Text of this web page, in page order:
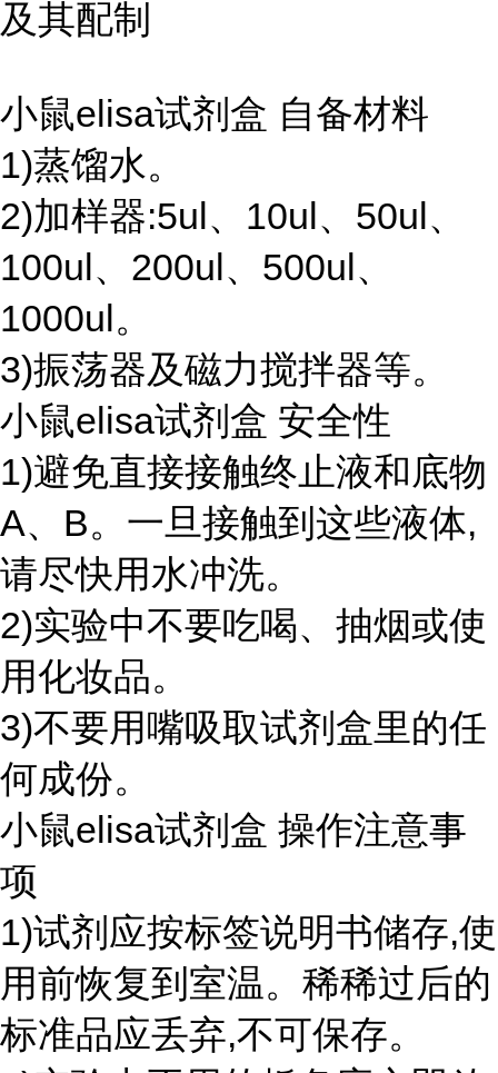
及其配制
小鼠elisa试剂盒 自备材料
1)蒸馏水。
2)加样器:5ul、10ul、50ul、
100ul、200ul、500ul、
1000ul。
3)振荡器及磁力搅拌器等。
小鼠elisa试剂盒 安全性
1)避免直接接触终止液和底物
A、B。一旦接触到这些液体,
请尽快用水冲洗。
2)实验中不要吃喝、抽烟或使
用化妆品。
3)不要用嘴吸取试剂盒里的任
何成份。
小鼠elisa试剂盒 操作注意事
项
1)试剂应按标签说明书储存,使
用前恢复到室温。稀稀过后的
标准品应丢弃,不可保存。